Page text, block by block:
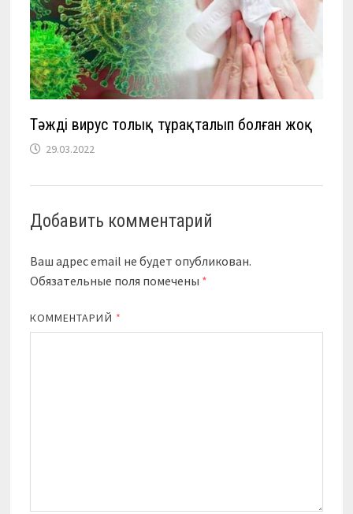
Тәжді вирус толық тұрақталып болған жоқ
29.03.2022
Добавить комментарий
Ваш адрес email не будет опубликован.
Обязательные поля помечены *
КОММЕНТАРИЙ *